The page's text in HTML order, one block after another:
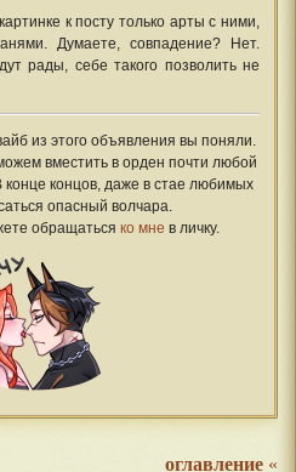
к посту только арты с ними,
Думаете, совпадение? Нет.
рады, себе такого позволить не
из этого объявления вы поняли.
вместить в орден почти любой
концов, даже в стае любимых
опасный волчара.
обращаться ко мне в личку.
оглавление «